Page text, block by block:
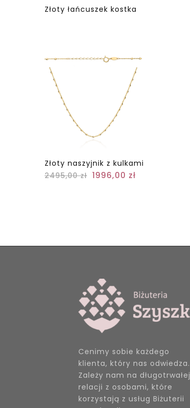
Złoty łańcuszek kostka
Złoty naszyjnik z kulkami
2495,00zł 1996,00 zł
Cenimy sobie każdego
klienta, który nas odwiedza.
Zależy nam na długotrwałej
relacji z osobami, które
korzystają z usług Biżuterii